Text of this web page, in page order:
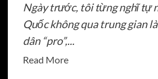
Ngày trước, tôi từng nghĩ tự
Quốc không qua trung gian
dân “pro”,...
Read MoreRead